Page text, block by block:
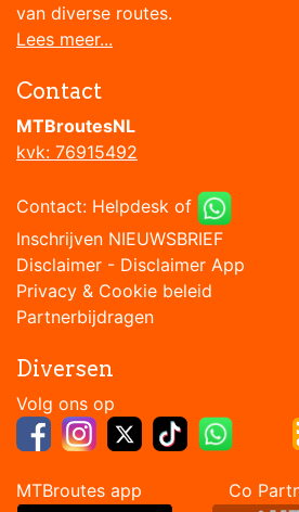
van diverse routes.
Lees meer...
Contact
MTBroutesNL
kvk: 76915492
Contact: Helpdesk of
Inschrijven NIEUWSBRIEF
Disclaimer - Disclaimer App
Privacy & Cookie beleid
Partnerbijdragen
Diversen
Volg ons op
MTBroutes app Co